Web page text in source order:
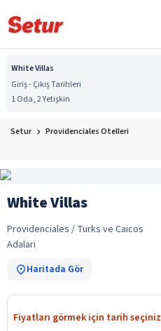
White Villas
Giriş - Çıkış Tarihleri
1 Oda, 2 Yetişkin
Setur Providenciales Otelleri
White Villas
Providenciales / Turks ve Caicos
Adalari
Haritada Gör
Fiyatları görmek için tarih seçiniz